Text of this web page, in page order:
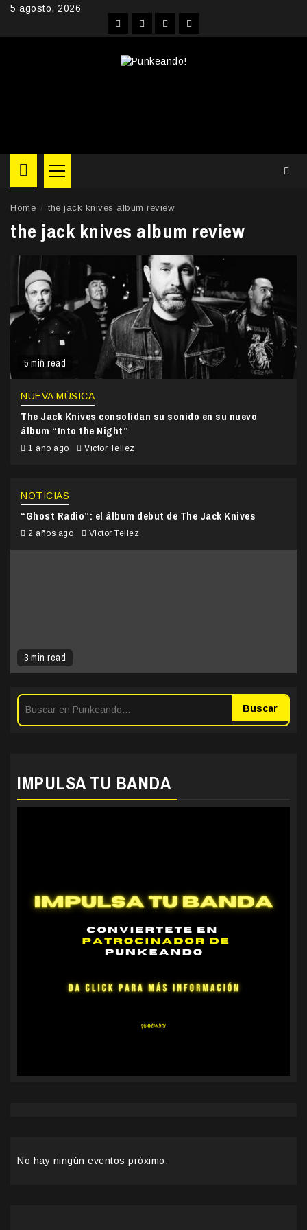
Skip5 agosto, 2026
FacebookInstagram
YouTubeTwitter
Primary
Menu
Home the jack knives album review
the jack knives album review
5 min read
NUEVA MÚSICA
The Jack Knives consolidan su sonido en su nuevo
álbum “Into the Night”
1 año ago Victor Tellez
3 min read
NOTICIAS
“Ghost Radio”: el álbum debut de The Jack Knives
2 años ago Victor Tellez
Buscar
IMPULSA TU BANDA
No hay ningún eventos próximo.